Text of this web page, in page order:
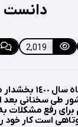
دانست
2,019
جمعه دوم
طی سخنانی بعد از
برای رفع مشكلات
است كار خود